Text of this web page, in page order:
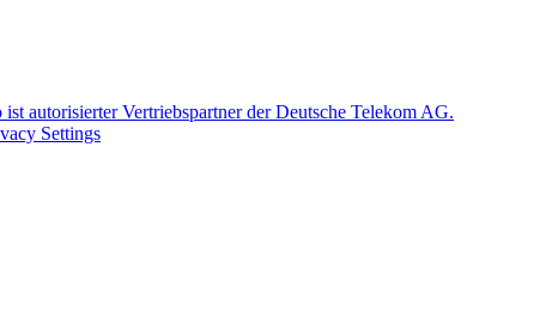
autorisierter Vertriebspartner der Deutsche Telekom AG.
Settings